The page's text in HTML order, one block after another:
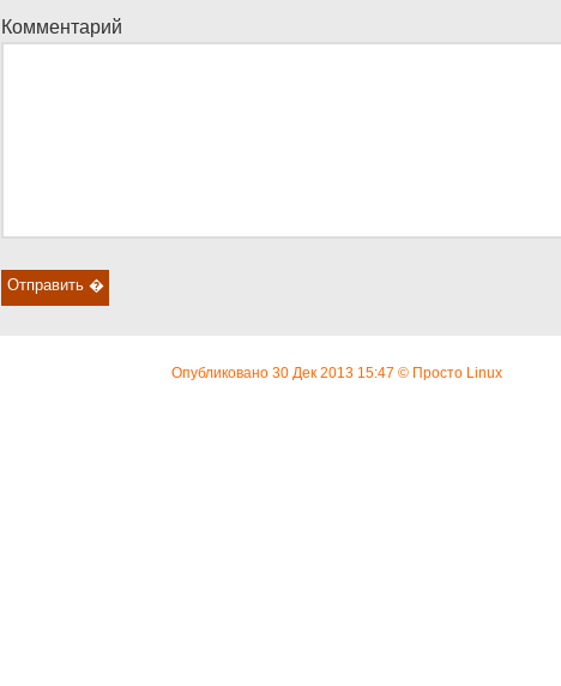
Комментарий
Опубликовано 30 Дек 2013 15:47 © Просто Linux